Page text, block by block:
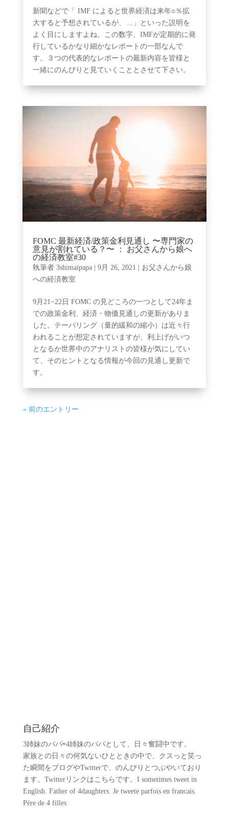
新聞などで「 IMF によると世界経済は来年○％拡
大すると予想されているが、…」といった説明を
よく目にしますよね。この数字、IMFが定期的に発
行しているかなり細かなレポートの一部なんで
す。３つの代表的なレポートの最新内容を皆様と
一緒にのんびりと見ていくこととさせて下さい。
FOMC 最新経済/政策金利見通し 〜専門家の
意見が割れている？〜 ： お父さんから娘へ
の経済教室#30
執筆者 3shimaipapa| 9月 26, 2021
お父さんから娘
への経済教室
9月21−22日 FOMC の見どころの一つとして24年ま
での政策金利、経済・物価見通しの更新がありま
した。テーパリング（量的緩和の縮小）は近々行
われることが想定されていますが、利上げがいつ
となるか世界中のアナリストの皆様が気にしてい
て、そのヒントとなる情報が今回の見通し更新で
す。
« 前のエントリー
自己紹介
3姉妹のパパ⇨4姉妹のパパとして、日々奮闘中です。
家族との日々の何気ないひとときの中で、クスっと笑っ
た瞬間をブログやTwitterで、のんびりとつぶやいており
ます。Twitterリンクはこちらです。I sometimes tweet in
English. Father of 4daughters. Je tweete parfois en francais.
Père de 4 filles